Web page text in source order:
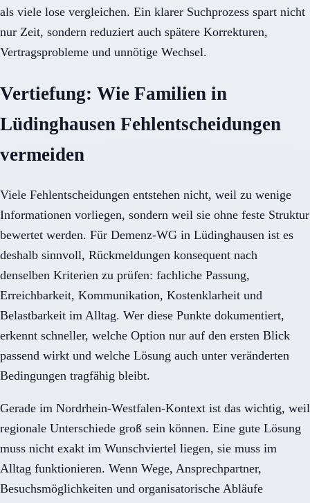
als viele lose vergleichen. Ein klarer Suchprozess spart nicht
nur Zeit, sondern reduziert auch spätere Korrekturen,
Vertragsprobleme und unnötige Wechsel.
Vertiefung: Wie Familien in
Lüdinghausen Fehlentscheidungen
vermeiden
Viele Fehlentscheidungen entstehen nicht, weil zu wenige
Informationen vorliegen, sondern weil sie ohne feste Struktur
bewertet werden. Für Demenz-WG in Lüdinghausen ist es
deshalb sinnvoll, Rückmeldungen konsequent nach
denselben Kriterien zu prüfen: fachliche Passung,
Erreichbarkeit, Kommunikation, Kostenklarheit und
Belastbarkeit im Alltag. Wer diese Punkte dokumentiert,
erkennt schneller, welche Option nur auf den ersten Blick
passend wirkt und welche Lösung auch unter veränderten
Bedingungen tragfähig bleibt.
Gerade im Nordrhein-Westfalen-Kontext ist das wichtig, weil
regionale Unterschiede groß sein können. Eine gute Lösung
muss nicht exakt im Wunschviertel liegen, sie muss im
Alltag funktionieren. Wenn Wege, Ansprechpartner,
Besuchsmöglichkeiten und organisatorische Abläufe